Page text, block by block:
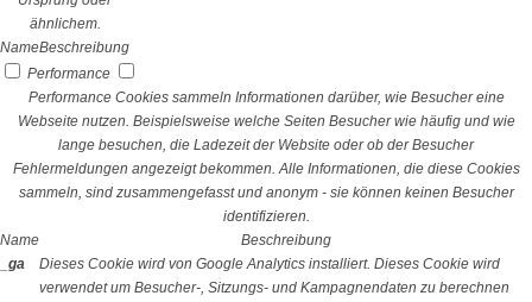
ähnlichem.
NameBeschreibung
Performance
Performance Cookies sammeln Informationen darüber, wie Besucher eine
Webseite nutzen. Beispielsweise welche Seiten Besucher wie häufig und wie
lange besuchen, die Ladezeit der Website oder ob der Besucher
Fehlermeldungen angezeigt bekommen. Alle Informationen, die diese Cookies
sammeln, sind zusammengefasst und anonym - sie können keinen Besucher
identifizieren.
Name
Beschreibung
_ga
Dieses Cookie wird von Google Analytics installiert. Dieses Cookie wird
verwendet um Besucher-, Sitzungs- und Kampagnendaten zu berechnen